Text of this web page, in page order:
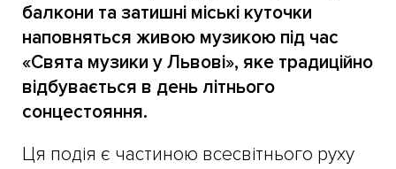
балкони та затишні міські куточки
наповняться живою музикою під час
«Свята музики у Львові», яке традиційно
відбувається в день літнього
сонцестояння.
Ця подія є частиною всесвітнього руху